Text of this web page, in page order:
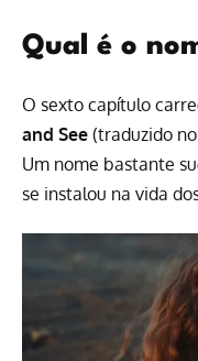
Qual é o
O sexto capítulo
and See (traduzido
Um nome bastante
se instalou na vida